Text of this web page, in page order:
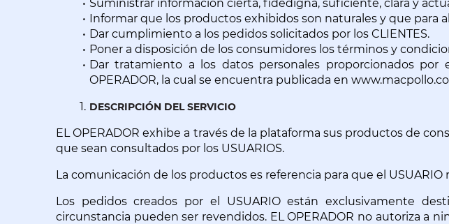
Suministrar información cierta, fidedigna, suficiente, clara y
Informar que los productos exhibidos son naturales y que para
Dar cumplimiento a los pedidos solicitados por los CLIENTES.
Poner a disposición de los consumidores los términos y
Dar tratamiento a los datos personales proporcionados
OPERADOR, la cual se encuentra publicada en
DESCRIPCIÓN DEL SERVICIO
EL OPERADOR exhibe a través de la plataforma sus productos de
que sean consultados por los USUARIOS.
La comunicación de los productos es referencia para que el
Los pedidos creados por el USUARIO están exclusivamente
circunstancia pueden ser revendidos. EL OPERADOR no autoriza a